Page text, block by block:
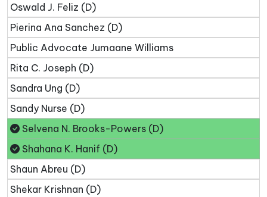
Oswald J. Feliz (D)
Pierina Ana Sanchez (D)
Public Advocate Jumaane Williams
Rita C. Joseph (D)
Sandra Ung (D)
Sandy Nurse (D)
Selvena N. Brooks-Powers (D)
Shahana K. Hanif (D)
Shaun Abreu (D)
Shekar Krishnan (D)